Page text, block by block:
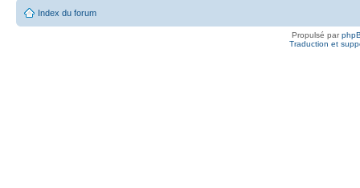
Index du forum
Propulsé par
Traduction et